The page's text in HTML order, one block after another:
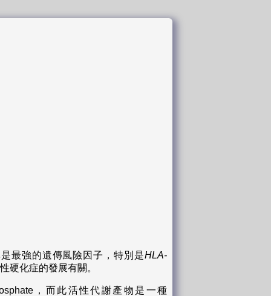
最強的遺傳風險因子，特別是HLA-
硬化症的發展有關。
，而此活性代謝產物是一種